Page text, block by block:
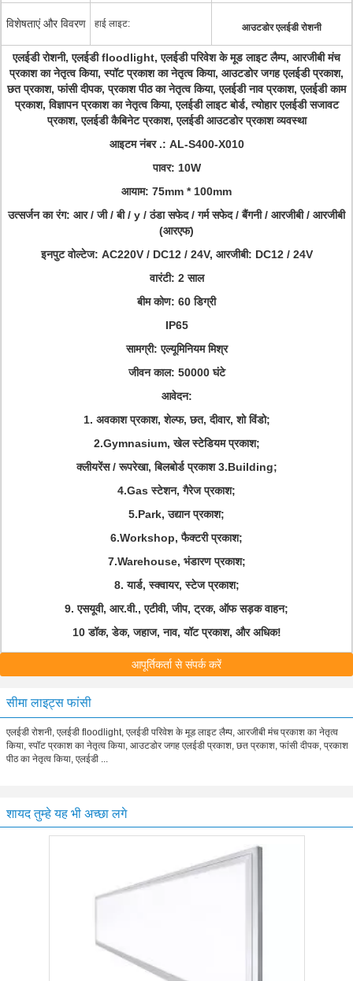
विशेषताएं और विवरण हाई लाइट: आउटडोर एलईडी रोशनी
एलईडी रोशनी, एलईडी floodlight, एलईडी परिवेश के मूड लाइट लैम्प, आरजीबी मंच
प्रकाश का नेतृत्व किया, स्पॉट प्रकाश का नेतृत्व किया, आउटडोर जगह एलईडी प्रकाश,
छत प्रकाश, फांसी दीपक, प्रकाश पीठ का नेतृत्व किया, एलईडी नाव प्रकाश, एलईडी काम
प्रकाश, विज्ञापन प्रकाश का नेतृत्व किया, एलईडी लाइट बोर्ड, त्योहार एलईडी सजावट
प्रकाश, एलईडी कैबिनेट प्रकाश, एलईडी आउटडोर प्रकाश व्यवस्था
आइटम नंबर .: AL-S400-X010
पावर: 10W
आयाम: 75mm * 100mm
उत्सर्जन का रंग: आर / जी / बी / y / ठंडा सफेद / गर्म सफेद / बैंगनी / आरजीबी / आरजीबी
(आरएफ)
इनपुट वोल्टेज: AC220V / DC12 / 24V, आरजीबी: DC12 / 24V
वारंटी: 2 साल
बीम कोण: 60 डिग्री
IP65
सामग्री: एल्यूमिनियम मिश्र
जीवन काल: 50000 घंटे
आवेदन:
1. अवकाश प्रकाश, शेल्फ, छत, दीवार, शो विंडो;
2.Gymnasium, खेल स्टेडियम प्रकाश;
क्लीयरेंस / रूपरेखा, बिलबोर्ड प्रकाश 3.Building;
4.Gas स्टेशन, गैरेज प्रकाश;
5.Park, उद्यान प्रकाश;
6.Workshop, फैक्टरी प्रकाश;
7.Warehouse, भंडारण प्रकाश;
8. यार्ड, स्क्वायर, स्टेज प्रकाश;
9. एसयूवी, आर.वी., एटीवी, जीप, ट्रक, ऑफ सड़क वाहन;
10 डॉक, डेक, जहाज, नाव, यॉट प्रकाश, और अधिक!
आपूर्तिकर्ता से संपर्क करें
सीमा लाइट्स फांसी
एलईडी रोशनी, एलईडी floodlight, एलईडी परिवेश के मूड लाइट लैम्प, आरजीबी मंच प्रकाश का नेतृत्व
किया, स्पॉट प्रकाश का नेतृत्व किया, आउटडोर जगह एलईडी प्रकाश, छत प्रकाश, फांसी दीपक, प्रकाश
पीठ का नेतृत्व किया, एलईडी ...
शायद तुम्हे यह भी अच्छा लगे